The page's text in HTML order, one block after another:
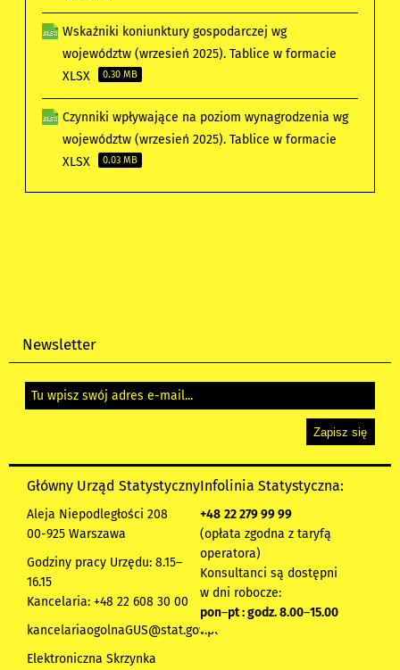
Wskaźniki koniunktury gospodarczej wg
województw (wrzesień 2025). Tablice w formacie
XLSX
0.30 MB
Czynniki wpływające na poziom wynagrodzenia wg
województw (wrzesień 2025). Tablice w formacie
XLSX
0.03 MB
Newsletter
Główny Urząd Statystyczny
Aleja Niepodległości 208
00-925 Warszawa
Godziny pracy Urzędu: 8.15–
16.15
Kancelaria: +48 22 608 30 00
kancelariaogolnaGUS@stat.gov.pl
Elektroniczna Skrzynka
Infolinia Statystyczna:
+48 22 279 99 99
(opłata zgodna z taryfą
operatora)
Konsultanci są dostępni
w dni robocze:
pon–pt : godz. 8.00–15.00